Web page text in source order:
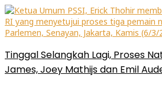
Tinggal Selangkah Lagi, Proses
James, Joey Mathijs dan Emil